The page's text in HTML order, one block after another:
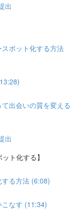
出
ポット化する方法
出会いの質を変える
出
ト化する】
る方法 (6:08)
なす (11:34)